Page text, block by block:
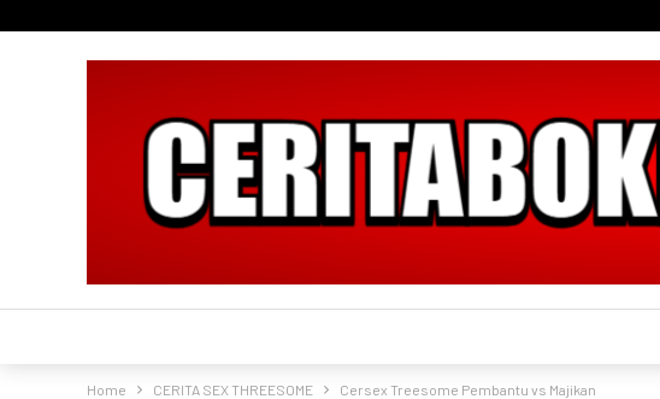
Home CERITA SEX THREESOME Cersex Treesome Pembantu vs Majikan